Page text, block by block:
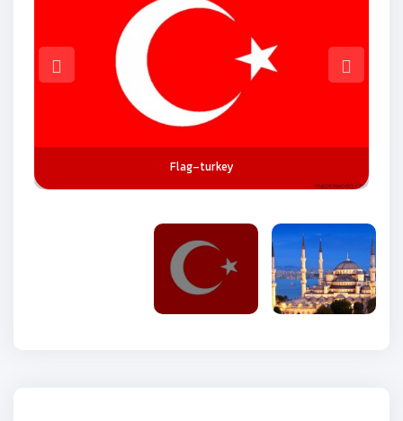
Fascinating-Sunrise-in-Istanbul-2
Flag-turkey